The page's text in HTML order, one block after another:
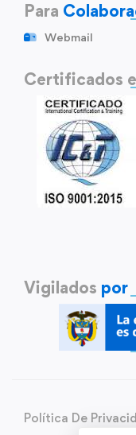
Para
Webmail
Certificados
Vigilados por
Política De